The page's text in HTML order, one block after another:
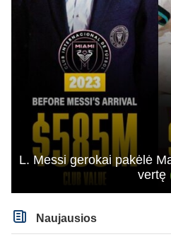
L. Messi gerokai pakėlė
vertę
Naujausios